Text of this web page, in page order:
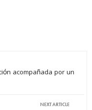
acompañada por un
NEXT ARTICLE